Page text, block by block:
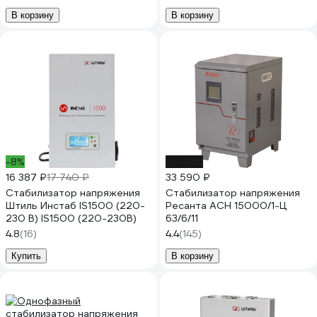
В корзину В корзину
-8%
16 387 ₽17 740 ₽
Стабилизатор напряжения
Штиль Инстаб IS1500 (220-
230 В) IS1500 (220-230В)
4.8(16)
Купить
33 590 ₽
Стабилизатор напряжения
Ресанта АСН 15000/1-Ц
63/6/11
4.4(145)
В корзину